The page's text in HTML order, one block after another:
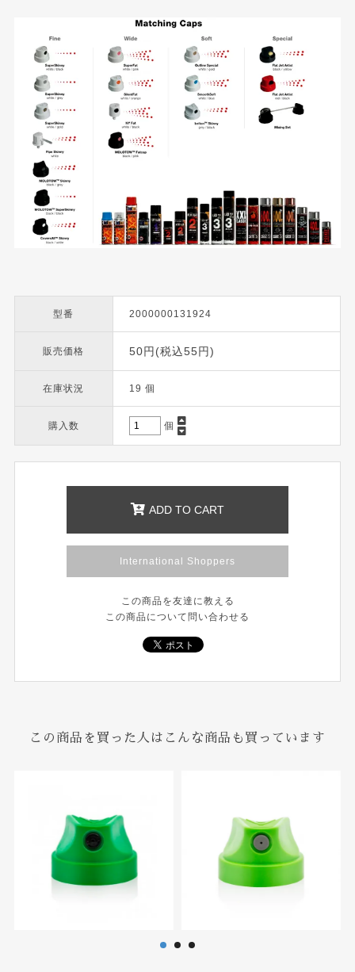
型番 2000000131924
販売価格 50円(税込55円)
在庫状況 19 個
購入数 個
ADD TO CART
International Shoppers
この商品を友達に教える
この商品について問い合わせる
この商品を買った人はこんな商品も買っています